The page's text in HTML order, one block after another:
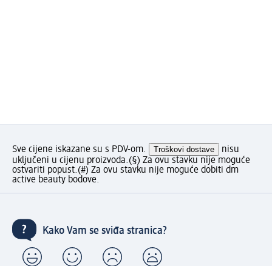
Sve cijene iskazane su s PDV-om. Troškovi dostave
nisu
uključeni u cijenu proizvoda.(§) Za ovu stavku nije moguće
ostvariti popust.(#) Za ovu stavku nije moguće dobiti dm
active beauty bodove.
Kako Vam se sviđa stranica?